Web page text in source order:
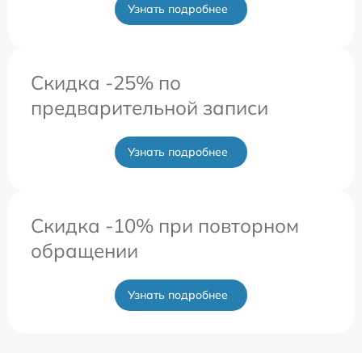
Узнать подробнее
Скидка -25% по
предварительной записи
Узнать подробнее
Скидка -10% при повторном
обращении
Узнать подробнее